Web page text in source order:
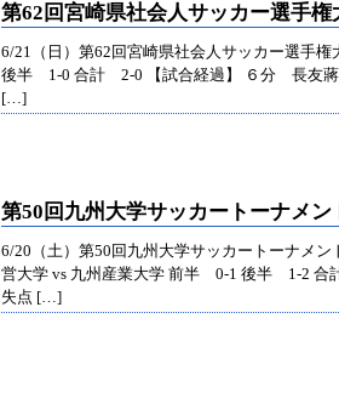
第62回宮崎県社会人サッカー選手権
6/21（日）第62回宮崎県社会人サッカー選手
後半 1-0 合計 2-0 【試合経過】 ６分 長友
[…]
第50回九州大学サッカートーナメン
6/20（土）第50回九州大学サッカートーナメ
営大学 vs 九州産業大学 前半 0-1 後半 1-2
失点 […]